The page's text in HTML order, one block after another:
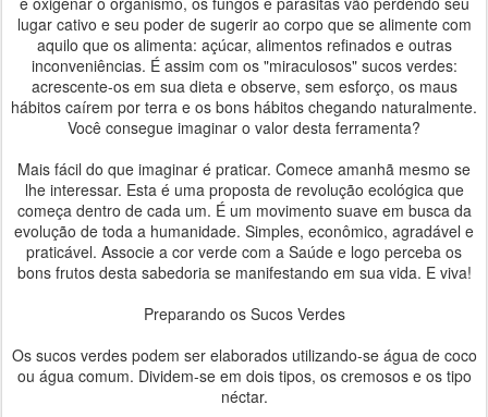
lugar cativo e seu poder de sugerir ao corpo que se alimente com
aquilo que os alimenta: açúcar, alimentos refinados e outras
inconveniências. É assim com os "miraculosos" sucos verdes:
acrescente-os em sua dieta e observe, sem esforço, os maus
hábitos caírem por terra e os bons hábitos chegando naturalmente.
Você consegue imaginar o valor desta ferramenta?
Mais fácil do que imaginar é praticar. Comece amanhã mesmo se
lhe interessar. Esta é uma proposta de revolução ecológica que
começa dentro de cada um. É um movimento suave em busca da
evolução de toda a humanidade. Simples, econômico, agradável e
praticável. Associe a cor verde com a Saúde e logo perceba os
bons frutos desta sabedoria se manifestando em sua vida. E viva!
Preparando os Sucos Verdes
Os sucos verdes podem ser elaborados utilizando-se água de coco
ou água comum. Dividem-se em dois tipos, os cremosos e os tipo
néctar.